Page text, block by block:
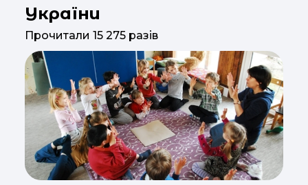
України
Прочитали 15 275 разів